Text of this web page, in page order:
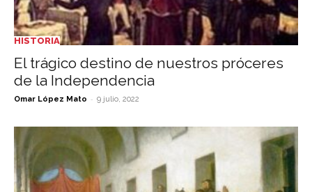
HISTORIA
El trágico destino de nuestros próceres
de la Independencia
Omar López Mato - 9 julio, 2022